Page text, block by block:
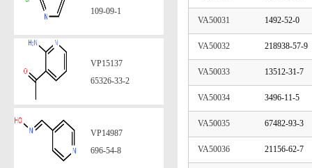
109-09-1
VP15137
65326-33-2
VP14987
696-54-8
VA50031 1492-52-0
VA50032 218938-57-9
VA50033 13512-31-7
VA50034 3496-11-5
VA50035 67482-93-3
VA50036 21156-62-7